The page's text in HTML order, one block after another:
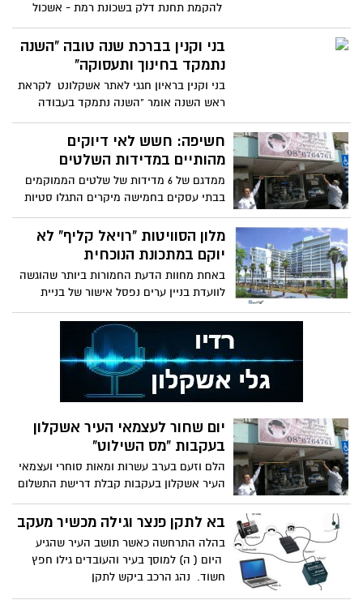
להקמת תחנת דלק בשכונת רמת - אשכול
מול רחוב אבן חן בערך כ 30
בני וקנין בברכת שנה טובה "השנה
נתמקד בחינוך ותעסוקה"
בני וקנין בראיון חגגי לאתר אשקלונט לקראת
ראש השנה אומר "השנה נתמקד בעבודה
ובחינוך" רה"ע מה אתה
חשיפה: חשש לאי דיוקים
מהותיים במדידות השלטים
ממדגם של 6 מדידות של שלטים הממוקמים
בבתי עסקים בחמישה מיקרים התגלו סטיות
מאוד משמעותיות במדידות בכל
מלון הסוויטות "רויאל קליף" לא
יוקם במתכונת הנוכחית
באחת מחוות הדעת החמורות ביותר שהוגשה
לוועדת בניין ערים נפסל אישור של בניית
"מלון הסוויטות" מכל
יום שחור לעצמאי העיר אשקלון
בעקבות "מס השילוט"
הלם וזעם בערב עשרות ומאות סוחרי ועצמאי
העיר אשקלון בעקבות קבלת דרישת התשלום
של "מס השילוט" המחיר
בא לתקן פנצר וגילה מכשיר מעקב
בהלה התרחשה כאשר תושב העיר שהגיע
היום ( ה) למוסך בעיר והעובדים גילו חפץ
חשוד. נהג הרכב ביקש לתקן